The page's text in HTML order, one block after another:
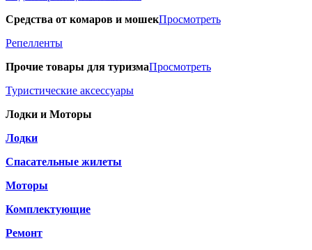
Средства от комаров и мошекПросмотреть
Репелленты
Прочие товары для туризмаПросмотреть
Туристические аксессуары
Лодки и Моторы
Лодки
Спасательные жилеты
Моторы
Комплектующие
Ремонт